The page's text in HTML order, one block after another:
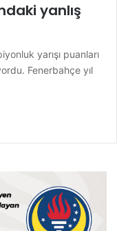
yanlış
yarışı puanları
Fenerbahçe yıl